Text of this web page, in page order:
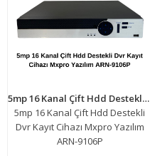
5mp 16 Kanal Çift Hdd Destekli Dvr Kayıt Cihazı Mxpro Yazılım ARN-9106P
5mp 16 Kanal Çift Hdd Destekli
Dvr Kayıt Cihazı Mxpro Yazılım
ARN-9106P